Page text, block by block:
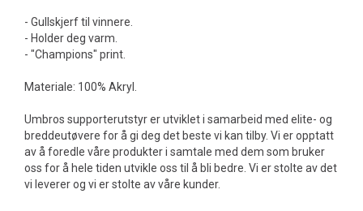
- Gullskjerf til vinnere.
- Holder deg varm.
- "Champions" print.
Materiale: 100% Akryl.
Umbros supporterutstyr er utviklet i samarbeid med elite- og
breddeutøvere for å gi deg det beste vi kan tilby. Vi er opptatt
av å foredle våre produkter i samtale med dem som bruker
oss for å hele tiden utvikle oss til å bli bedre. Vi er stolte av det
vi leverer og vi er stolte av våre kunder.